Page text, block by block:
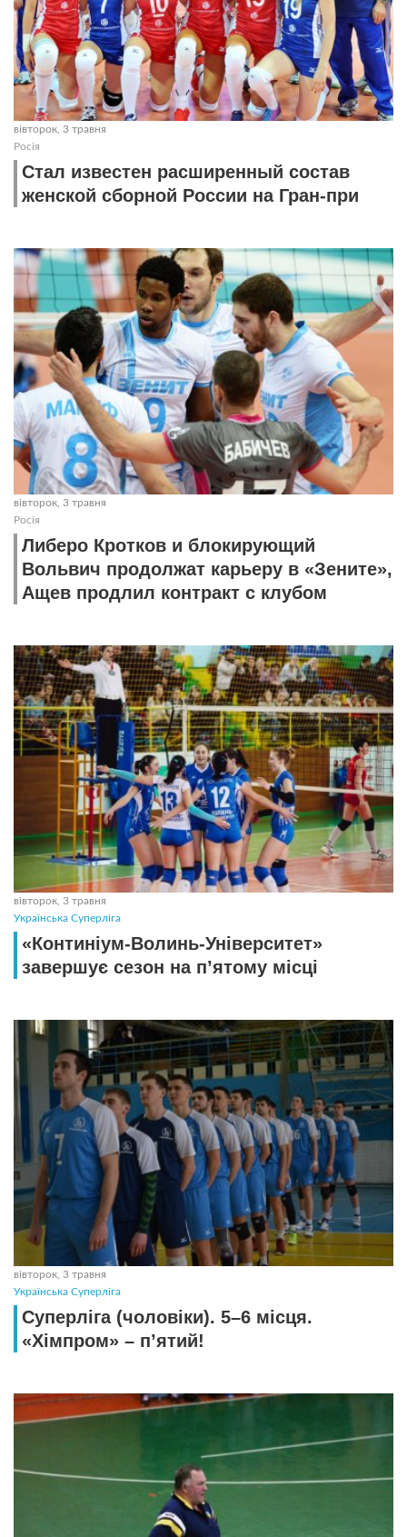
вівторок, 3 травня
Росія
Стал известен расширенный состав
женской сборной России на Гран-при
вівторок, 3 травня
Росія
Либеро Кротков и блокирующий
Вольвич продолжат карьеру в «Зените»,
Ащев продлил контракт с клубом
вівторок, 3 травня
Українська Суперліга
«Континіум-Волинь-Університет»
завершує сезон на п’ятому місці
вівторок, 3 травня
Українська Суперліга
Суперліга (чоловіки). 5–6 місця.
«Хімпром» – п’ятий!